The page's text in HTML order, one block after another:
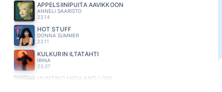
APPELSIINIPUITA AAVIKKOON
ANNELI SAARISTO
23.14
HOT STUFF
DONNA SUMMER
23.11
KULKURIN ILTATÄHTI
IRINA
23.07
HUNTING HIGH AND LOW